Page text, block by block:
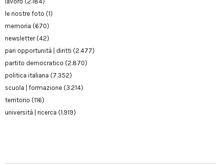
le nostre foto (1)
memoria (670)
newsletter(42)
pari opportunità | diritti (2.477)
partito democratico (2.870)
politica italiana (7.352)
scuola | formazione (3.214)
territorio (116)
università | ricerca (1.919)